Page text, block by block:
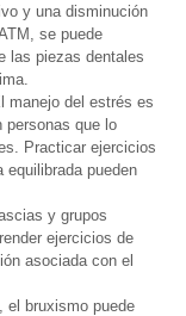
y una disminución
se puede
las piezas dentales
manejo del estrés es
personas que lo
Practicar ejercicios
equilibrada pueden
y grupos
ejercicios de
asociada con el
el bruxismo puede